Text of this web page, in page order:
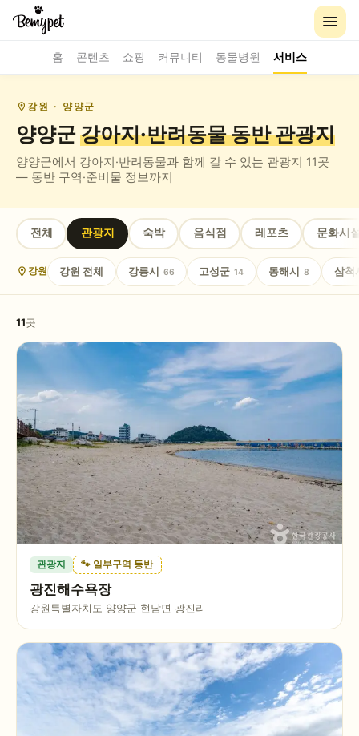
홈 콘텐츠 쇼핑 커뮤니티 동물병원 서비스
강원 · 양양군
양양군강아지·반려동물 동반관광지
양양군에서 강아지·반려동물과 함께 갈 수 있는 관광지 11곳
— 동반 구역·준비물 정보까지
전체 관광지 숙박 음식점 레포츠 문화시
강원 강원 전체 강릉시 66 고성군 14 동해시 8 삼척
11곳
관광지 🐾 일부구역 동반
광진해수욕장
강원특별자치도 양양군 현남면 광진리